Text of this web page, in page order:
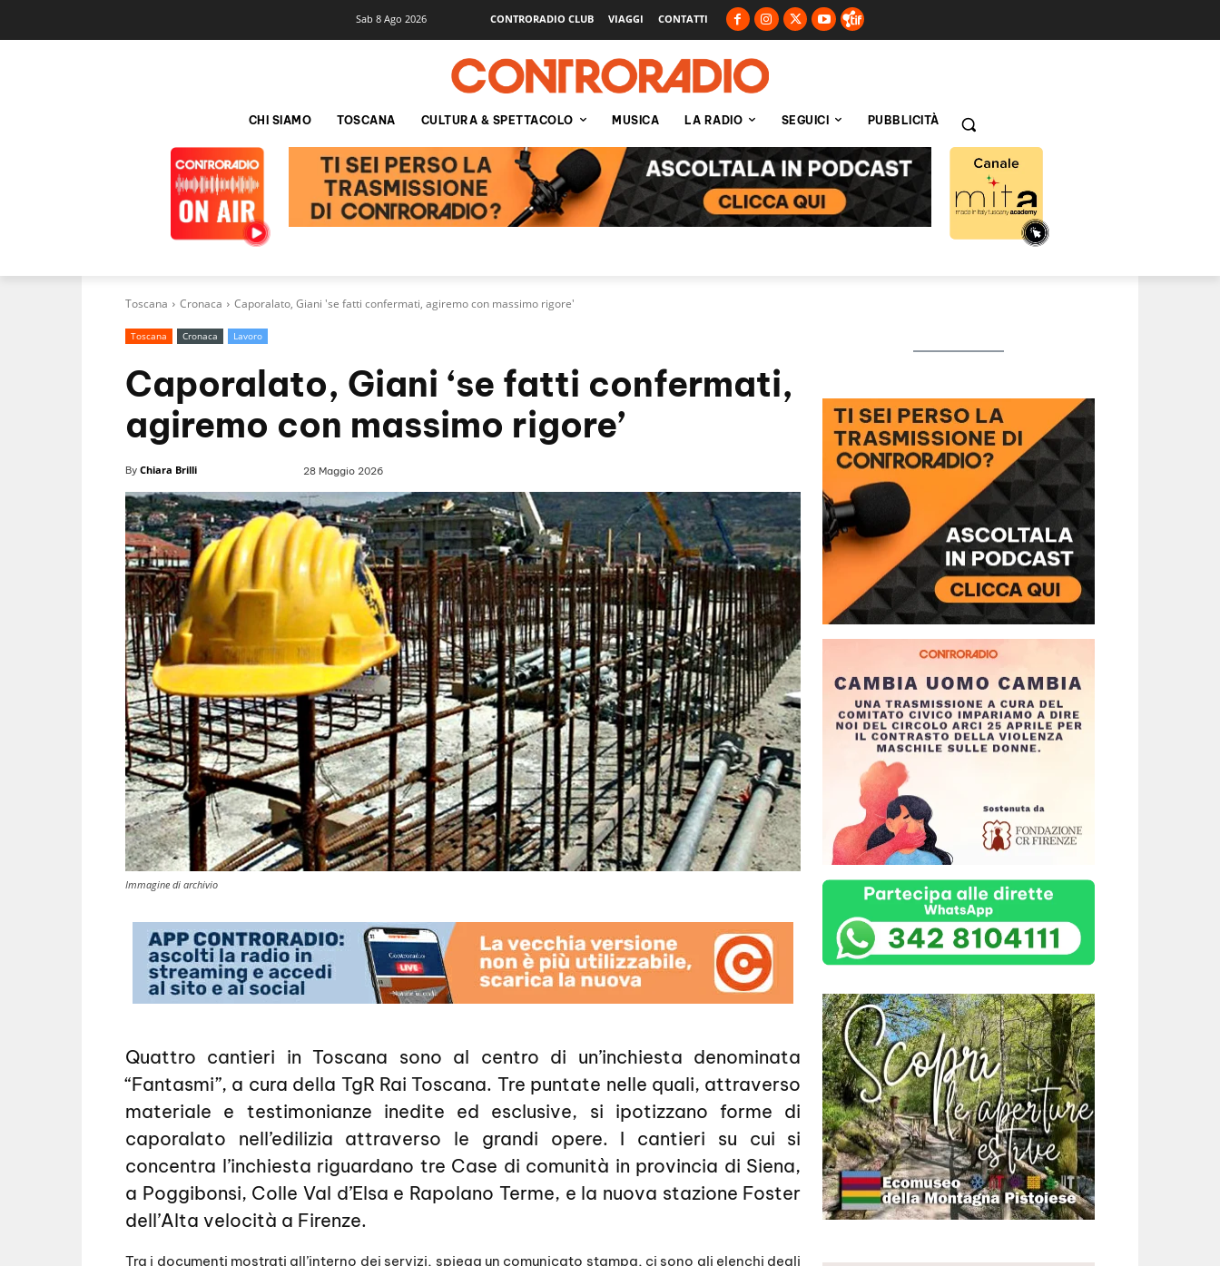
Sab 8 Ago 2026 CONTRORADIO CLUB VIAGGI CONTATTI
CHI SIAMO TOSCANA CULTURA & SPETTACOLO MUSICA LA RADIO SEGUICI PUBBLICITÀ
Toscana Cronaca Caporalato, Giani 'se fatti confermati, agiremo con massimo rigore'
Toscana Cronaca Lavoro
Caporalato, Giani ‘se fatti confermati,
agiremo con massimo rigore’
By Chiara Brilli 28 Maggio 2026
Immagine di archivio
Quattro cantieri in Toscana sono al centro di un’inchiesta denominata
“Fantasmi”, a cura della TgR Rai Toscana. Tre puntate nelle quali, attraverso
materiale e testimonianze inedite ed esclusive, si ipotizzano forme di
caporalato nell’edilizia attraverso le grandi opere. I cantieri su cui si
concentra l’inchiesta riguardano tre Case di comunità in provincia di Siena,
a Poggibonsi, Colle Val d’Elsa e Rapolano Terme, e la nuova stazione Foster
dell’Alta velocità a Firenze.
Tra i documenti mostrati all’interno dei servizi, spiega un comunicato stampa, ci sono gli elenchi degli